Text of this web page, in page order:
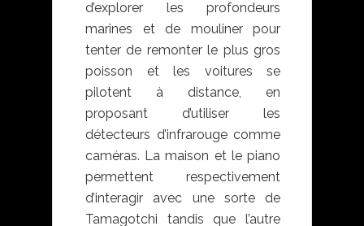
d’explorer les profondeurs
marines et de mouliner pour
tenter de remonter le plus gros
poisson et les voitures se
pilotent à distance, en
proposant d’utiliser les
détecteurs d’infrarouge comme
caméras. La maison et le piano
permettent respectivement
d’interagir avec une sorte de
Tamagotchi tandis que l’autre